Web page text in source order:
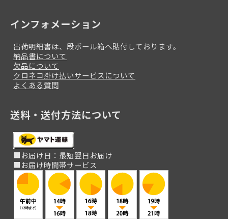
インフォメーション
出荷明細書は、段ボール箱へ貼付しております。
納品書について
欠品について
クロネコ掛け払いサービスについて
よくある質問
送料・送付方法について
■お届け日：最短翌日お届け
■お届け時間帯サービス